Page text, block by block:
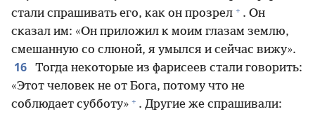
стали спрашивать его, как он прозрел + . Он
сказал им: «Он приложил к моим глазам землю,
смешанную со слюной, я умылся и сейчас вижу».
16
Тогда некоторые из фарисеев стали говорить:
«Этот человек не от Бога, потому что не
соблюдает субботу» + . Другие же спрашивали: